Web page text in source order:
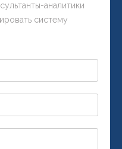
аналитики
систему